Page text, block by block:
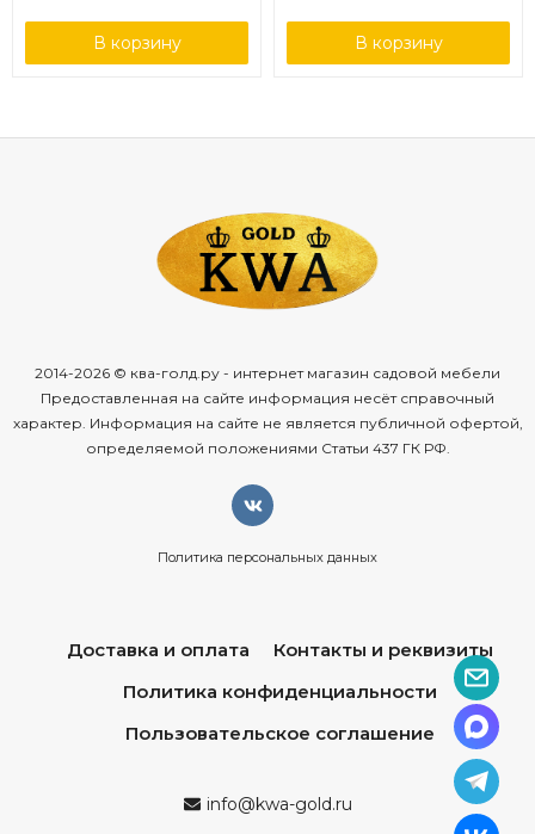
В корзину В корзину
2014-2026 © ква-голд.ру - интернет магазин садовой мебели
Предоставленная на сайте информация несёт справочный
характер. Информация на сайте не является публичной офертой,
определяемой положениями Статьи 437 ГК РФ.
Политика персональных данных
Доставка и оплата
Контакты и реквизиты
Политика конфиденциальности
Пользовательское соглашение
info@kwa-gold.ru